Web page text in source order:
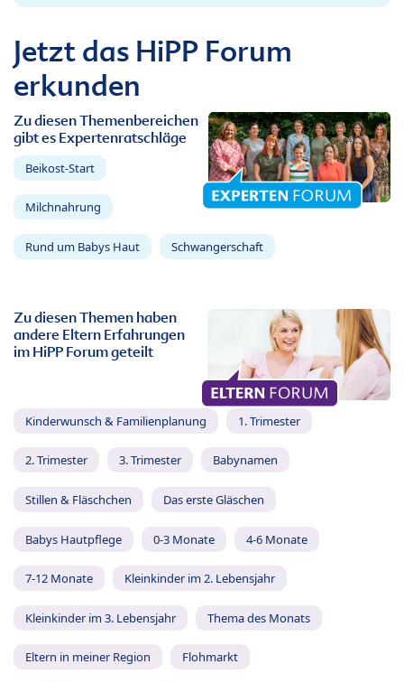
Jetzt das HiPP Forum
erkunden
Zu diesen Themenbereichen
gibt es Expertenratschläge
Beikost-Start
Milchnahrung
Rund um Babys Haut Schwangerschaft
Zu diesen Themen haben
andere Eltern Erfahrungen
im HiPP Forum geteilt
Kinderwunsch & Familienplanung 1. Trimester
2. Trimester 3. Trimester Babynamen
Stillen & Fläschchen Das erste Gläschen
Babys Hautpflege 0-3 Monate 4-6 Monate
7-12 Monate Kleinkinder im 2. Lebensjahr
Kleinkinder im 3. Lebensjahr Thema des Monats
Eltern in meiner Region Flohmarkt